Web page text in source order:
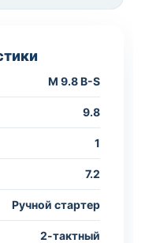
M 9.8 B-S
9.8
1
7.2
Ручной стартер
2-тактный